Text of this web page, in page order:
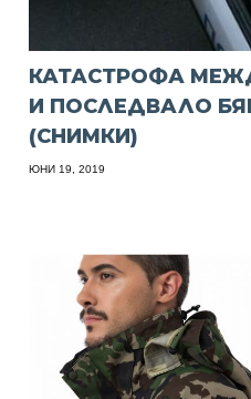
КАТАСТРОФА
И ПОСЛЕДВАЛО
(СНИМКИ)
ЮНИ 19, 2019